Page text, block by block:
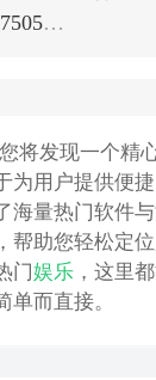
MD5：2F00ED727505688CBF39D4A103112C2B
将发现一个精
为用户提供便
海量热门软件
帮助您轻松定
门娱乐，这里
而直接。